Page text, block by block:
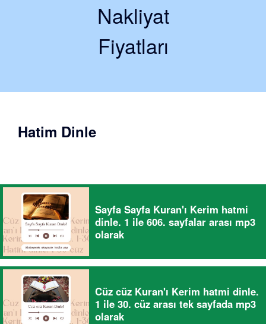
Nakliyat
Fiyatları
Hatim Dinle
Sayfa Sayfa Kuran'ı Kerim hatmi
dinle. 1 ile 606. sayfalar arası mp3
olarak
Cüz cüz Kuran'ı Kerim hatmi dinle.
1 ile 30. cüz arası tek sayfada mp3
olarak